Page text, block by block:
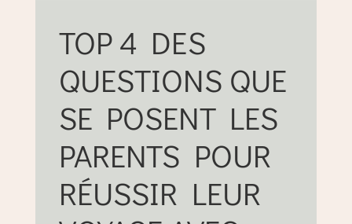
TOP 4 DES
QUESTIONS QUE
SE POSENT LES
PARENTS POUR
RÉUSSIR LEUR